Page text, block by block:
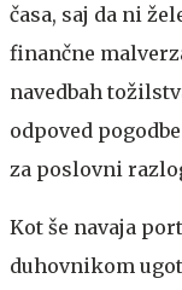
časa, saj da ni
finančne
navedbah
odpoved
za poslovni
Kot še navaja
duhovnikom